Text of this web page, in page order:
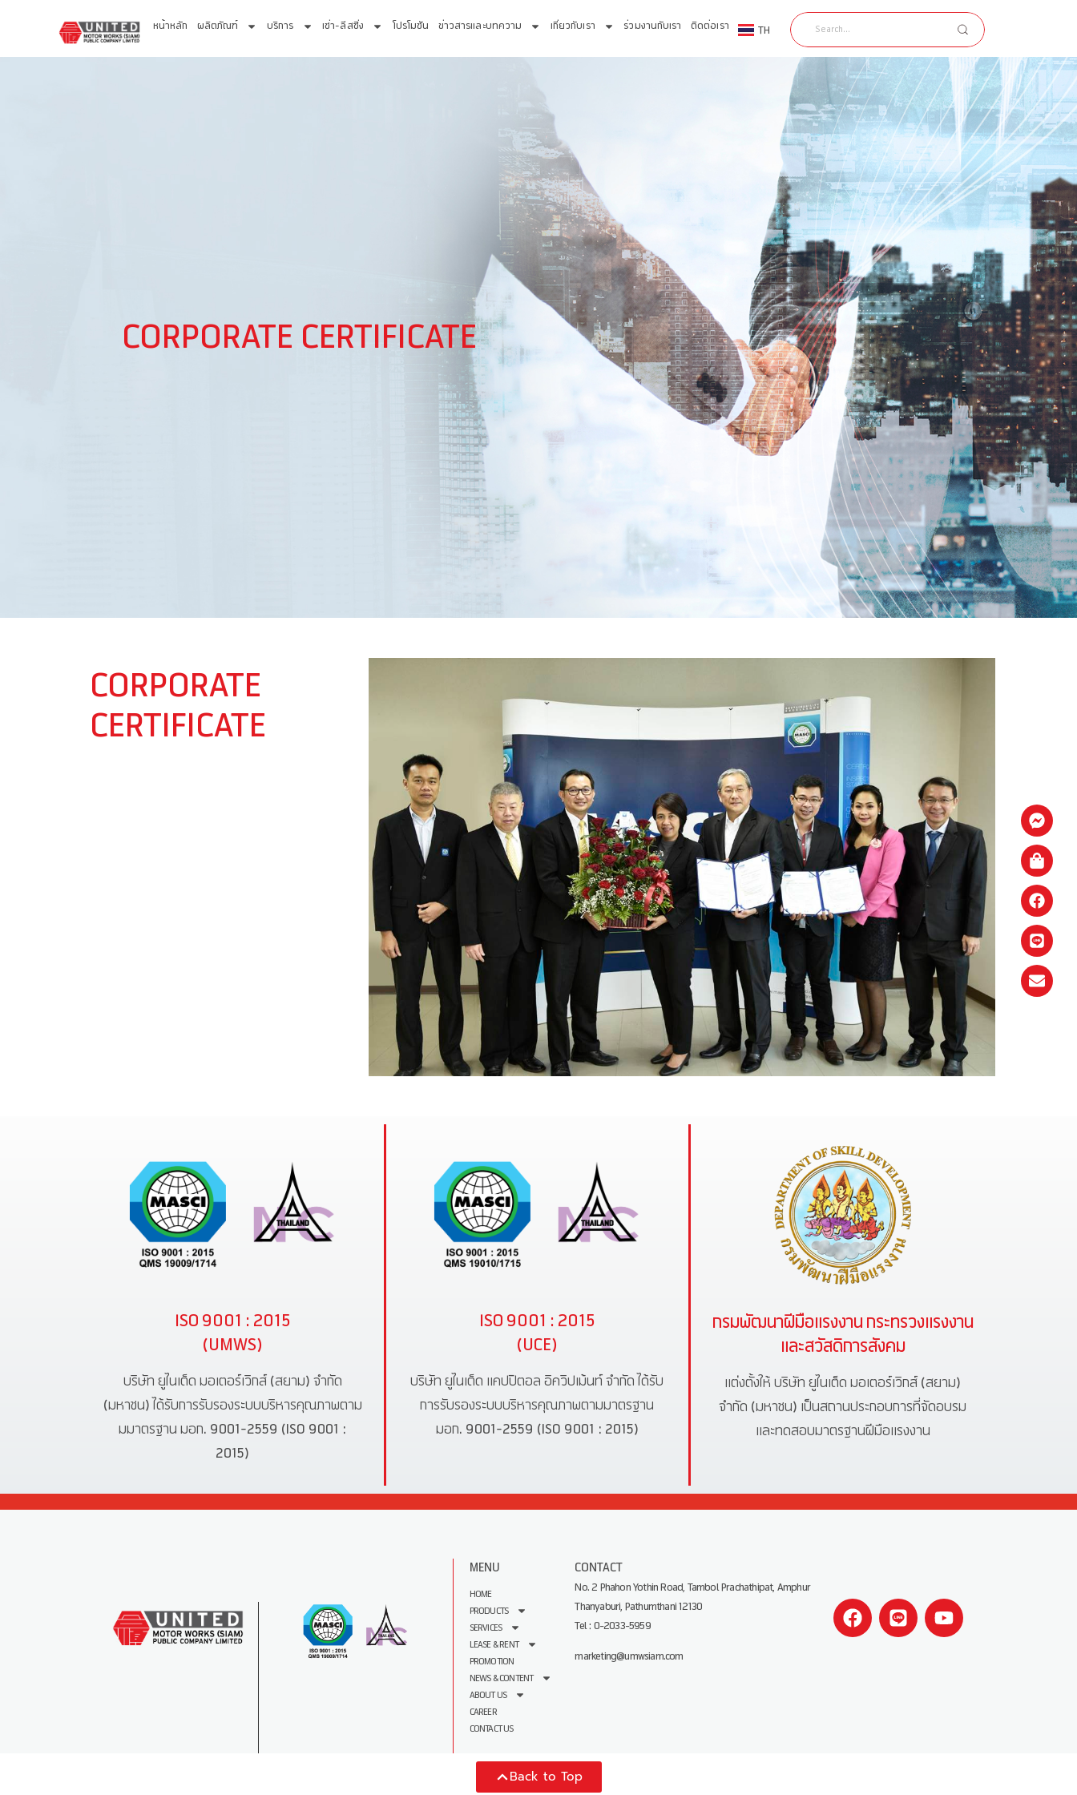
หน้าหลัก ผลิตภัณฑ์ บริการ เช่า-ลีสซิ่ง โปรโมชัน ข่าวสารและบทความ เกี่ยวกับเรา ร่วมงานกับเรา ติดต่อเรา TH
EN
CORPORATE CERTIFICATE
CORPORATE
CERTIFICATE
ISO 9001 : 2015
(UMWS)
บริษัท ยูไนเต็ด มอเตอร์เวิกส์ (สยาม) จำกัด
(มหาชน) ได้รับการรับรองระบบบริหารคุณภาพตาม
มมาตรฐาน มอก. 9001-2559 (ISO 9001 :
2015)
ISO 9001 : 2015
(UCE)
บริษัท ยูไนเต็ด แคปปิตอล อิควิปเม้นท์ จำกัด ได้รับ
การรับรองระบบบริหารคุณภาพตามมาตรฐาน
มอก. 9001-2559 (ISO 9001 : 2015)
กรมพัฒนาฝีมือแรงงาน กระทรวงแรงงาน
และสวัสดิการสังคม
แต่งตั้งให้ บริษัท ยูไนเต็ด มอเตอร์เวิกส์ (สยาม)
จำกัด (มหาชน) เป็นสถานประกอบการที่จัดอบรม
และทดสอบมาตรฐานฝีมือแรงงาน
MENU
HOME
PRODUCTS
SERVICES
LEASE & RENT
PROMOTION
NEWS & CONTENT
ABOUT US
CAREER
CONTACT US
CONTACT
No. 2 Phahon Yothin Road, Tambol Prachathipat, Amphur
Thanyaburi, Pathumthani 12130
Tel : 0-2033-5959
marketing@umwsiam.com
Back to Top